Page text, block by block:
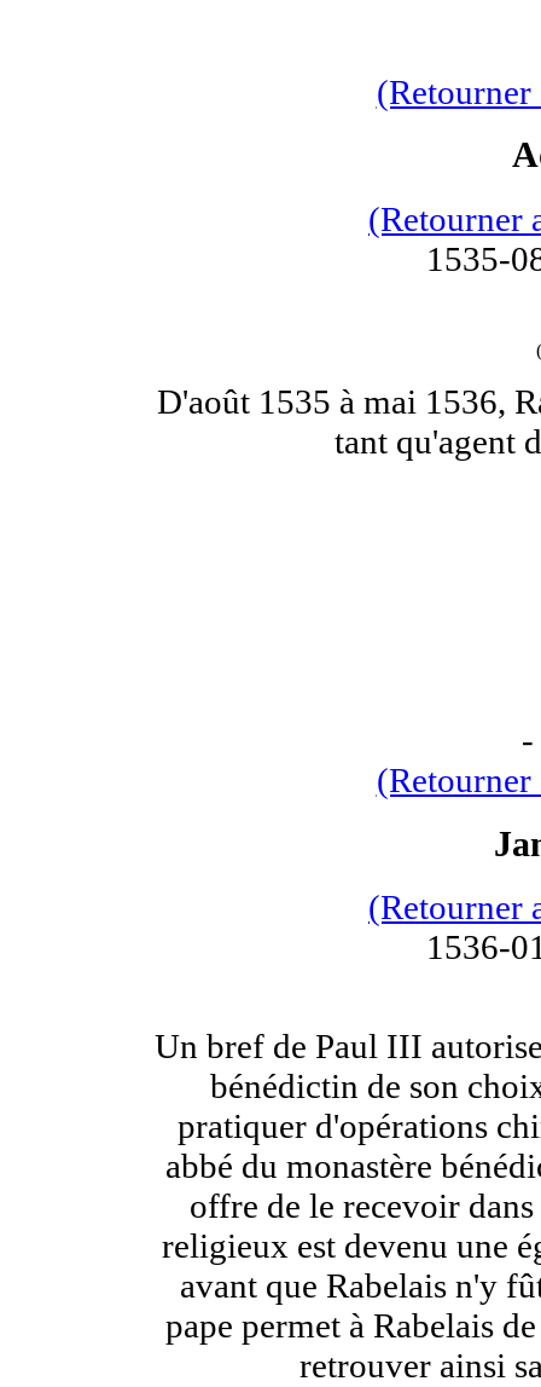
(Retourner
(Retourner
1535-
D'août 1535 à mai 1536,
tant qu'agent
-
(Retourner
(Retourner
1536-
Un bref de Paul III
bénédictin de son
pratiquer d'opérations
abbé du monastère
offre de le recevoir
religieux est devenu une
avant que Rabelais n'y
pape permet à Rabelais
retrouver ainsi